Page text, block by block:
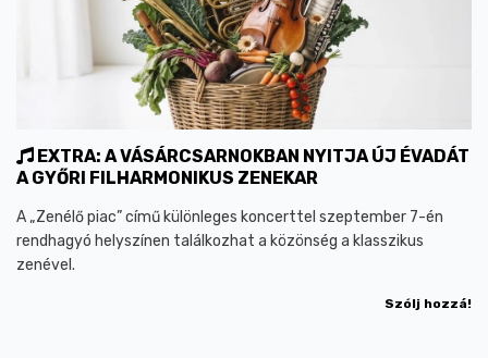
EXTRA: A VÁSÁRCSARNOKBAN NYITJA ÚJ ÉVADÁT
A GYŐRI FILHARMONIKUS ZENEKAR
A „Zenélő piac” című különleges koncerttel szeptember 7-én
rendhagyó helyszínen találkozhat a közönség a klasszikus
zenével.
Szólj hozzá!